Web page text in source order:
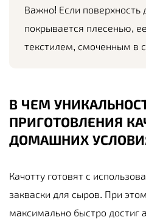
Важно! Если
покрывается плесенью,
текстилем, смоченным в
В ЧЕМ
ПРИГОТОВЛЕНИЯ
ДОМАШНИХ
Качотту готовят с
закваски для сыров. При
максимально быстро достиг